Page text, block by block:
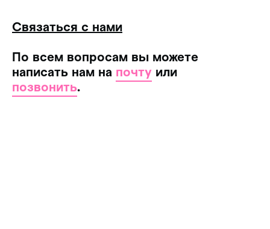
Связаться с нами
По всем вопросам вы можете
написать нам на почту или
позвонить.